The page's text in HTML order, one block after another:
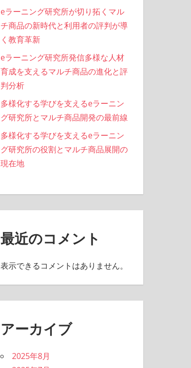
eラーニング研究所が切り拓くマル
チ商品の新時代と利用者の評判が導
く教育革新
eラーニング研究所発信多様な人材
育成を支えるマルチ商品の進化と評
判分析
多様化する学びを支えるeラーニン
グ研究所とマルチ商品開発の最前線
多様化する学びを支えるeラーニン
グ研究所の役割とマルチ商品展開の
現在地
最近のコメント
表示できるコメントはありません。
アーカイブ
2025年8月